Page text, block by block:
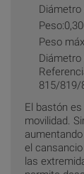
Peso
Diámetro
815/
El bastón
movilidad.
el
las